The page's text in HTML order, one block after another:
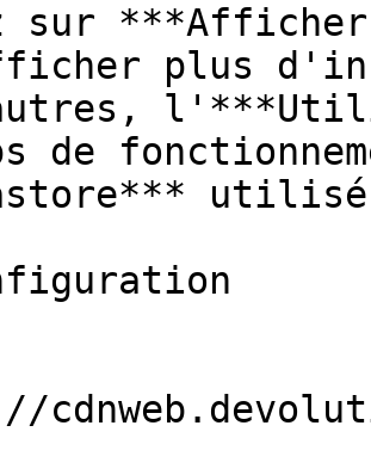
sur ***Afficher
plus
de